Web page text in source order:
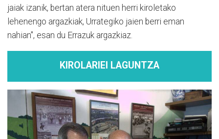
jaiak izanik, bertan atera nituen herri kiroletako
lehenengo argazkiak, Urrategiko jaien berri eman
nahian", esan du Errazuk argazkiaz.
KIROLARIEI LAGUNTZA